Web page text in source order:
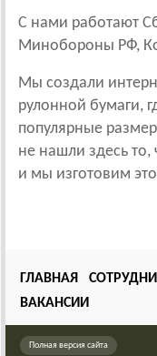
С нами работают
Минобороны РФ,
Мы создали
рулонной бумаги,
популярные
не нашли здесь то,
и мы изготовим
ГЛАВНАЯ
ВАКАНСИИ
Полная версия сайта